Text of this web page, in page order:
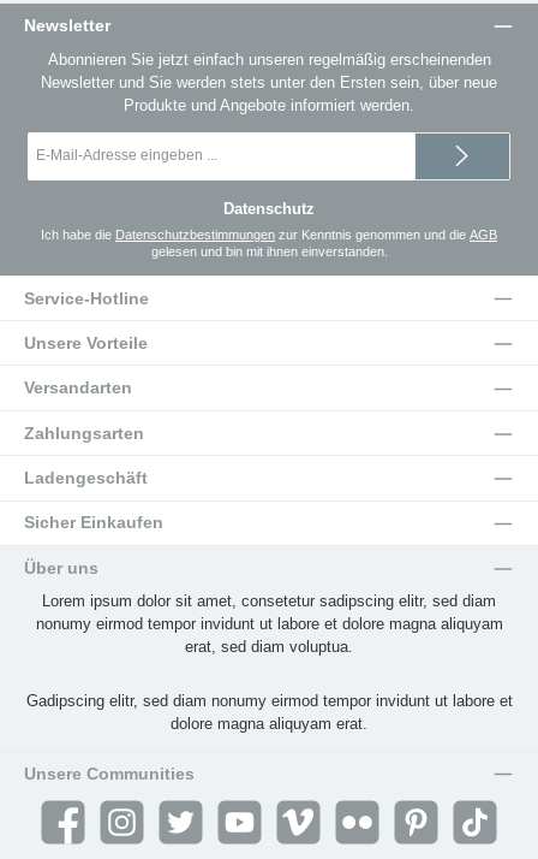
Newsletter
Abonnieren Sie jetzt einfach unseren regelmäßig erscheinenden
Newsletter und Sie werden stets unter den Ersten sein, über neue
Produkte und Angebote informiert werden.
Mail-
Datenschutz
Ich habe die Datenschutzbestimmungen zur Kenntnis genommen und die AGB
gelesen und bin mit ihnen einverstanden.
Service-Hotline
Unsere Vorteile
Versandarten
Zahlungsarten
Ladengeschäft
Sicher Einkaufen
Über uns
Lorem ipsum dolor sit amet, consetetur sadipscing elitr, sed diam
nonumy eirmod tempor invidunt ut labore et dolore magna aliquyam
erat, sed diam voluptua.
Gadipscing elitr, sed diam nonumy eirmod tempor invidunt ut labore et
dolore magna aliquyam erat.
Unsere Communities
Facebook Instagram Twitter YouTube Vimeo Flickr Pinterest TikTok